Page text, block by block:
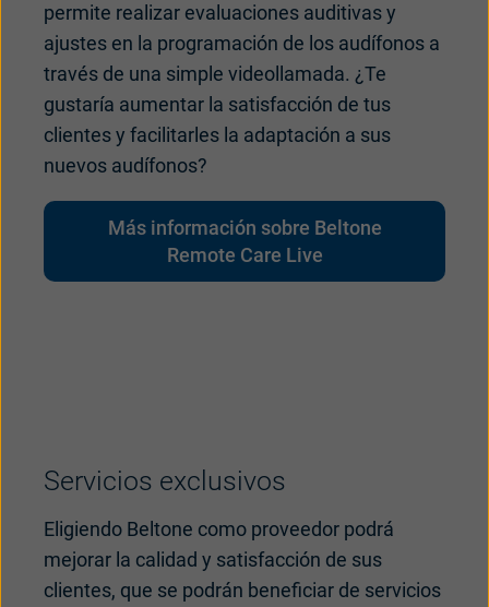
permite realizar evaluaciones auditivas y
ajustes en la programación de los audífonos a
través de una simple videollamada. ¿Te
gustaría aumentar la satisfacción de tus
clientes y facilitarles la adaptación a sus
nuevos audífonos?
Más información sobre Beltone
Remote Care Live
Servicios exclusivos
Eligiendo Beltone como proveedor podrá
mejorar la calidad y satisfacción de sus
clientes, que se podrán beneficiar de servicios